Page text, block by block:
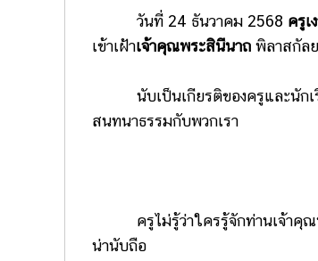
วันที่ 24 ธันวาคม 2568 ครูเ
เข้าเฝ้าเจ้าคุณพระสินีนาถ พิลาสกัล
นับเป็นเกียรติของครูและนักเรี
สนทนาธรรมกับพวกเรา
ครูไม่รู้ว่าใครรู้จักท่านเจ้าคุณพ
น่านับถือ